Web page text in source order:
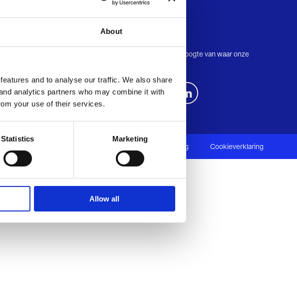
About
and to analyse our traffic. We also share
analytics partners who may combine it with
your use of their services.
Statistics Marketing
Allow all
Contact
Neem contact op
Blijf via social media op de hoogte van waar onze
Privacyverklaring Cookieverklaring